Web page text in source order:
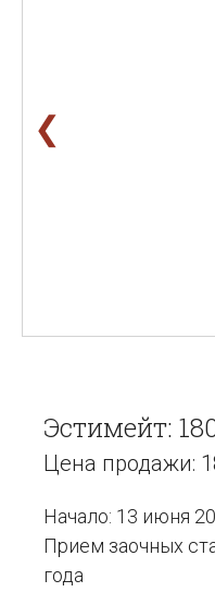
❮
Эстимейт:
Цена продажи:
Начало: 13 июня
Прием заочных
года